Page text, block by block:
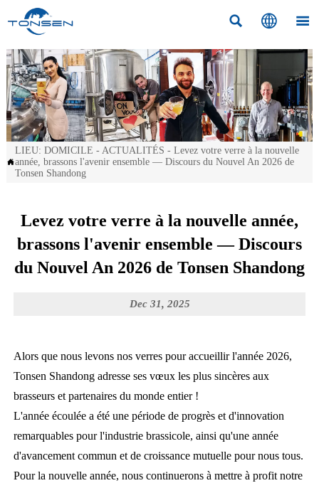
  

LIEU: DOMICILE - ACTUALITÉS - Levez votre verre à la nouvelle
année, brassons l'avenir ensemble — Discours du Nouvel An 2026 de
Tonsen Shandong
Levez votre verre à la nouvelle année,
brassons l'avenir ensemble — Discours
du Nouvel An 2026 de Tonsen Shandong
Dec 31, 2025
Alors que nous levons nos verres pour accueillir l'année 2026,
Tonsen Shandong adresse ses vœux les plus sincères aux
brasseurs et partenaires du monde entier !
L'année écoulée a été une période de progrès et d'innovation
remarquables pour l'industrie brassicole, ainsi qu'une année
d'avancement commun et de croissance mutuelle pour nous tous.
Pour la nouvelle année, nous continuerons à mettre à profit notre